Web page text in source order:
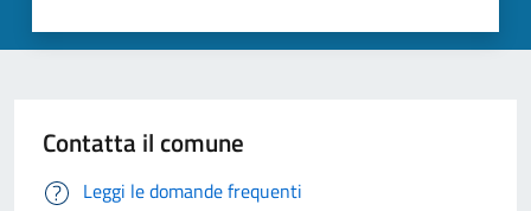
Contatta il comune
Leggi le domande frequenti